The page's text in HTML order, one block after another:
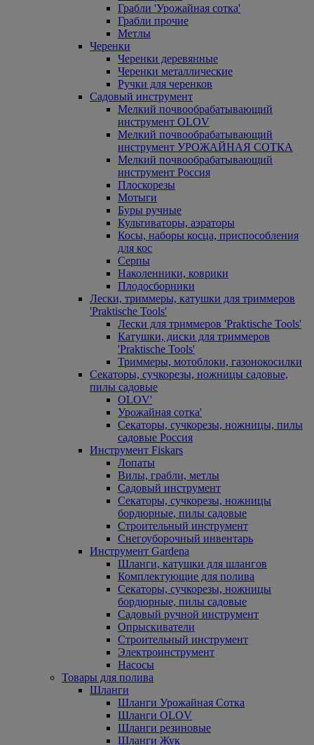
Грабли 'Урожайная сотка'
Грабли прочие
Метлы
Черенки
Черенки деревянные
Черенки металлические
Ручки для черенков
Садовый инструмент
Мелкий почвообрабатывающий
инструмент OLOV
Мелкий почвообрабатывающий
инструмент УРОЖАЙНАЯ СОТКА
Мелкий почвообрабатывающий
инструмент Россия
Плоскорезы
Мотыги
Буры ручные
Культиваторы, аэраторы
Косы, наборы косца, приспособления
для кос
Серпы
Наколенники, коврики
Плодосборники
Лески, триммеры, катушки для триммеров
'Praktische Tools'
Лески для триммеров 'Praktische Tools'
Катушки, диски для триммеров
'Praktische Tools'
Триммеры, мотоблоки, газонокосилки
Секаторы, сучкорезы, ножницы садовые,
пилы садовые
OLOV'
Урожайная сотка'
Секаторы, сучкорезы, ножницы, пилы
садовые Россия
Инструмент Fiskars
Лопаты
Вилы, грабли, метлы
Садовый инструмент
Секаторы, сучкорезы, ножницы
бордюрные, пилы садовые
Строительный инструмент
Снегоуборочный инвентарь
Инструмент Gardena
Шланги, катушки для шлангов
Комплектующие для полива
Секаторы, сучкорезы, ножницы
бордюрные, пилы садовые
Садовый ручной инструмент
Опрыскиватели
Строительный инструмент
Электроинструмент
Насосы
Товары для полива
Шланги
Шланги Урожайная Сотка
Шланги OLOV
Шланги резиновые
Шланги Жук